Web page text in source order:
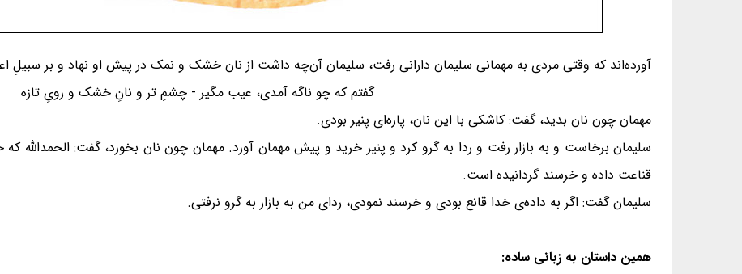
آورده‌اند که وقتی مردی به مهمانی سلیمان دارانی رفت، سلیمان آن‌چه داشت از نان خشک و نمک در پیش او نهاد و بر سبیلِ
گفتم که چو ناگه آمدی، عیب مگیر - چشمِ تر و نانِ خشک و رویِ تازه
مهمان چون نان بدید، گفت: کاشکی با این نان، پاره‌ای پنیر بودی.
سلیمان برخاست و به بازار رفت و ردا به گرو کرد و پنیر خرید و پیش مهمان آورد. مهمان چون نان بخورد، گفت: الحمدالله
قناعت داده و خرسند گردانیده است.
سلیمان گفت: اگر به داده‌ی خدا قانع بودی و خرسند نمودی، ردای من به بازار به گرو نرفتی.
همین داستان به زبانی ساده: